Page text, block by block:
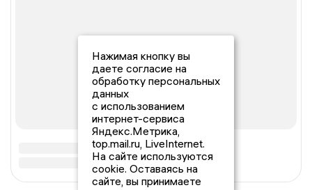
Нажимая кнопку вы
даете согласие на
обработку персональных
данных
с использованием
интернет-сервиса
Яндекс.Метрика,
top.mail.ru, LiveInternet.
На сайте используются
cookie. Оставаясь на
сайте, вы принимаете